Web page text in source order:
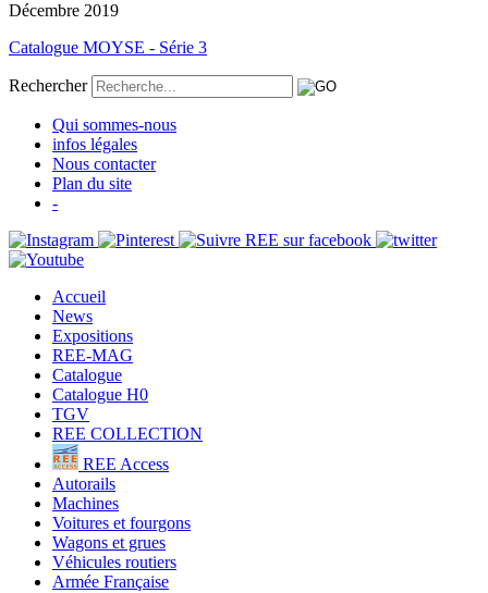
Décembre 2019
Catalogue MOYSE - Série 3
Rechercher
Qui sommes-nous
infos légales
Nous contacter
Plan du site
-
Accueil
News
Expositions
REE-MAG
Catalogue
Catalogue H0
TGV
REE COLLECTION
REE Access
Autorails
Machines
Voitures et fourgons
Wagons et grues
Véhicules routiers
Armée Française